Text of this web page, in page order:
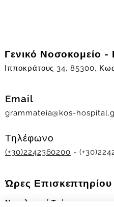
Γενικό Νοσοκομείο
Ιπποκράτους 34, 85300,
Email
grammateia@kos-
Τηλέφωνο
(+30)2242360200 -
Ώρες Επισκεπτηρίου
Νοσηλευτικά Τμήματα